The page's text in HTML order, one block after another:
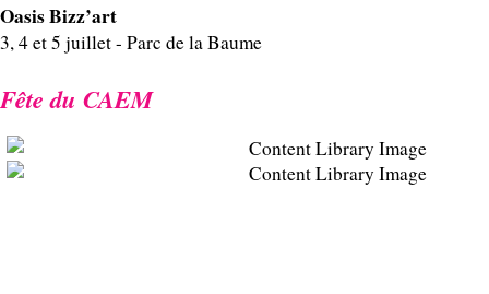
Oasis Bizz’art
3, 4 et 5 juillet - Parc de la Baume
Fête du CAEM